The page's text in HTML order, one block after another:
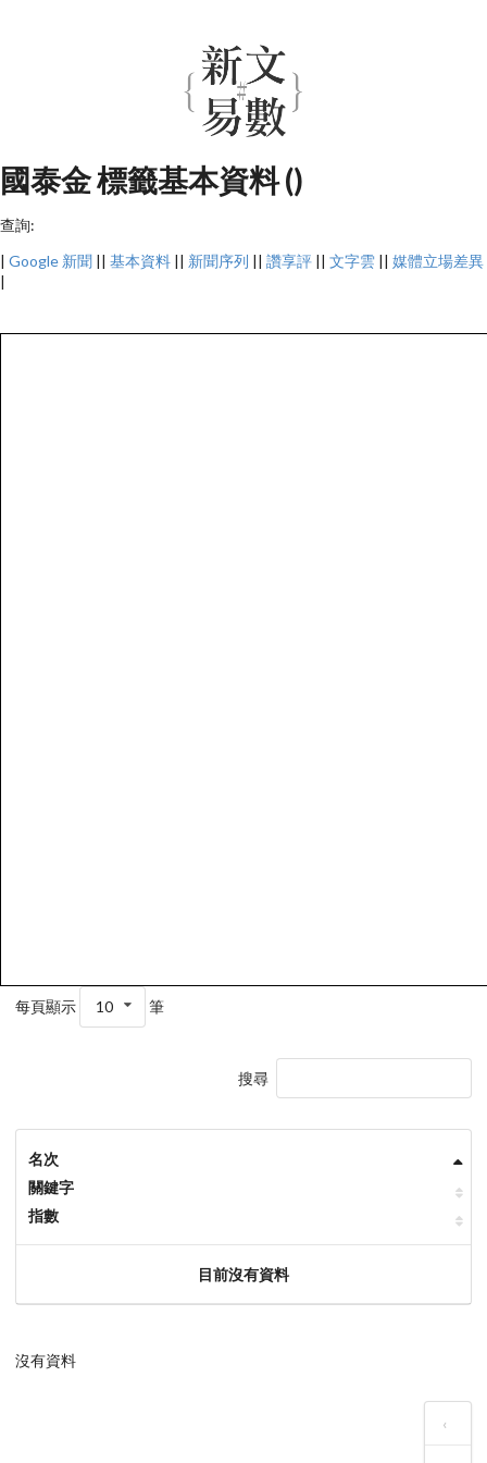
國泰金 標籤基本資料 ()
查詢:
| Google 新聞 || 基本資料 || 新聞序列 || 讚享評 || 文字雲 || 媒體立場差異
|
每頁顯示 10 筆
搜尋
名次
關鍵字
指數
目前沒有資料
沒有資料
‹